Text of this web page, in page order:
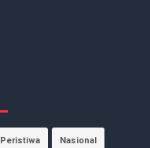
Peristiwa Nasional